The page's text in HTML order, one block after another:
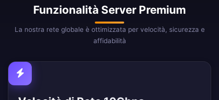
Funzionalità Server Premium
La nostra rete globale è ottimizzata per velocità, sicurezza e
affidabilità